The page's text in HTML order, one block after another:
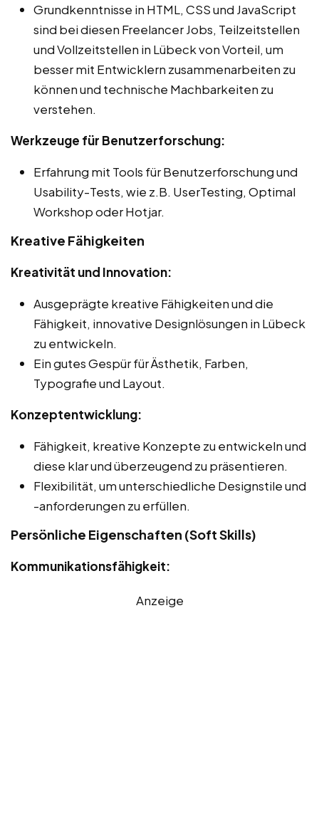
Grundkenntnisse in HTML, CSS und JavaScript
sind bei diesen Freelancer Jobs, Teilzeitstellen
und Vollzeitstellen in Lübeck von Vorteil, um
besser mit Entwicklern zusammenarbeiten zu
können und technische Machbarkeiten zu
verstehen.
Werkzeuge für Benutzerforschung:
Erfahrung mit Tools für Benutzerforschung und
Usability-Tests, wie z.B. UserTesting, Optimal
Workshop oder Hotjar.
Kreative Fähigkeiten
Kreativität und Innovation:
Ausgeprägte kreative Fähigkeiten und die
Fähigkeit, innovative Designlösungen in Lübeck
zu entwickeln.
Ein gutes Gespür für Ästhetik, Farben,
Typografie und Layout.
Konzeptentwicklung:
Fähigkeit, kreative Konzepte zu entwickeln und
diese klar und überzeugend zu präsentieren.
Flexibilität, um unterschiedliche Designstile und
-anforderungen zu erfüllen.
Persönliche Eigenschaften (Soft Skills)
Kommunikationsfähigkeit:
Anzeige